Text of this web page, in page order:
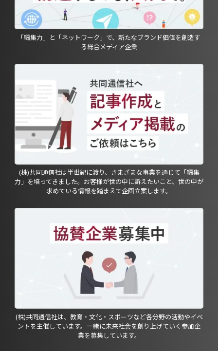
「編集力」と「ネットワーク」で、新たなブランド価値を創造す
る総合メディア企業
(株)共同通信社は半世紀に渡り、さまざまな事業を通じて「編集
力」を培ってきました。お客様が世の中に訴えたいこと、世の中が
求めている情報を踏まえて企画立案します。
(株)共同通信社は、教育・文化・スポーツなど各分野の活動やイベ
ントを主催しています。一緒に未来社会を創り上げていく参加企
業を募集しています。